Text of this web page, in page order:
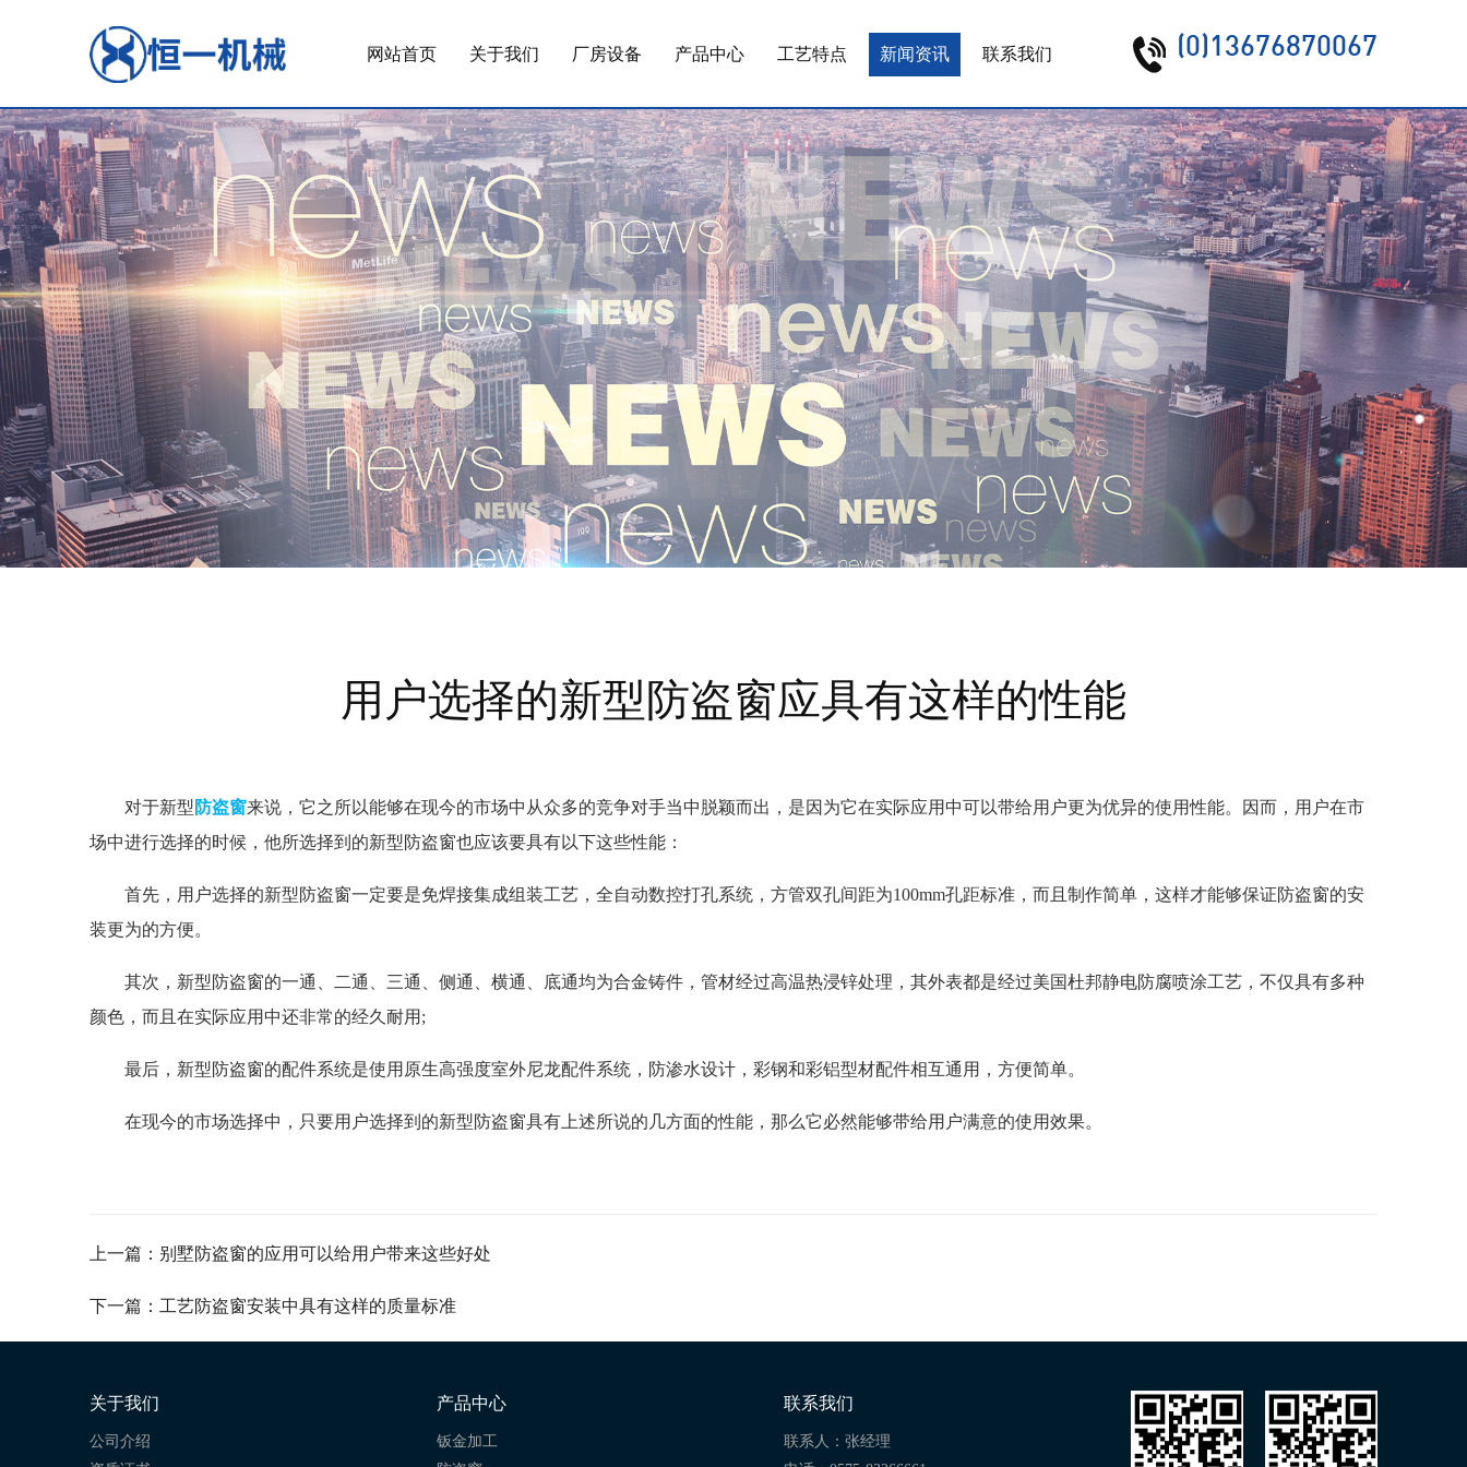
网站首页 关于我们 厂房设备 产品中心 工艺特点 新闻资讯 联系我们 (0)13676870067
用户选择的新型防盗窗应具有这样的性能
对于新型 防盗窗来说，它之所以能够在现今的市场中从众多的竞争对手当中脱颖而出，是因为它在实际应用中可以带给用户更为优异的使用性能。因而，用户在市
场中进行选择的时候，他所选择到的新型防盗窗也应该要具有以下这些性能：
首先，用户选择的新型防盗窗一定要是免焊接集成组装工艺，全自动数控打孔系统，方管双孔间距为100mm孔距标准，而且制作简单，这样才能够保证防盗窗的安
装更为的方便。
其次，新型防盗窗的一通、二通、三通、侧通、横通、底通均为合金铸件，管材经过高温热浸锌处理，其外表都是经过美国杜邦静电防腐喷涂工艺，不仅具有多种
颜色，而且在实际应用中还非常的经久耐用;
最后，新型防盗窗的配件系统是使用原生高强度室外尼龙配件系统，防渗水设计，彩钢和彩铝型材配件相互通用，方便简单。
在现今的市场选择中，只要用户选择到的新型防盗窗具有上述所说的几方面的性能，那么它必然能够带给用户满意的使用效果。
上一篇：别墅防盗窗的应用可以给用户带来这些好处
下一篇：工艺防盗窗安装中具有这样的质量标准
关于我们
公司介绍
产品中心
钣金加工
联系我们
联系人：张经理